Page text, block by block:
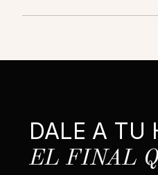
DALE A TU
EL FINAL